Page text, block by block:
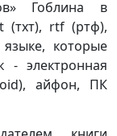
Гоблина в
(тхт), rtf (ртф),
которые
- электронная
айфон, ПК